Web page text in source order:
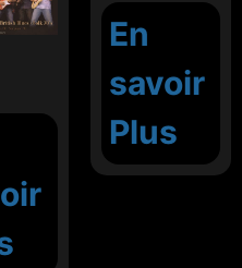
En
savoir
Plus